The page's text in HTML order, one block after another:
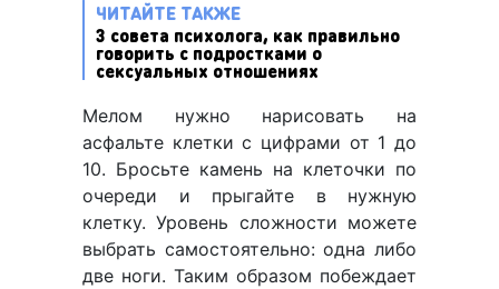
ЧИТАЙТЕ ТАКЖЕ
3 совета психолога, как правильно
говорить с подростками о
сексуальных отношениях
Мелом нужно нарисовать на
асфальте клетки с цифрами от 1 до
10. Бросьте камень на клеточки по
очереди и прыгайте в нужную
клетку. Уровень сложности можете
выбрать самостоятельно: одна либо
две ноги. Таким образом побеждает